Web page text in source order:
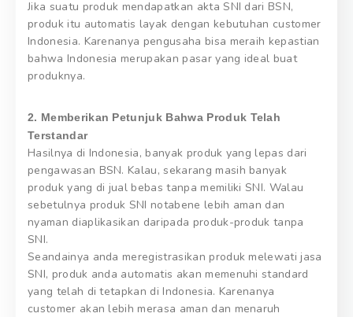
Jika suatu produk mendapatkan akta SNI dari BSN,
produk itu automatis layak dengan kebutuhan customer
Indonesia. Karenanya pengusaha bisa meraih kepastian
bahwa Indonesia merupakan pasar yang ideal buat
produknya.
2. Memberikan Petunjuk Bahwa Produk Telah
Terstandar
Hasilnya di Indonesia, banyak produk yang lepas dari
pengawasan BSN. Kalau, sekarang masih banyak
produk yang di jual bebas tanpa memiliki SNI. Walau
sebetulnya produk SNI notabene lebih aman dan
nyaman diaplikasikan daripada produk-produk tanpa
SNI.
Seandainya anda meregistrasikan produk melewati jasa
SNI, produk anda automatis akan memenuhi standard
yang telah di tetapkan di Indonesia. Karenanya
customer akan lebih merasa aman dan menaruh